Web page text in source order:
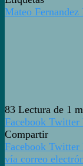
Mateo
83 Lectura de 1
Facebook Twitter
Compartir
Facebook Twitter
vía correo